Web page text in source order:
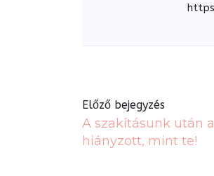
Előző bejegyzés
A szakításunk után
hiányzott, mint te!